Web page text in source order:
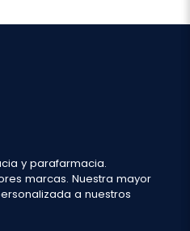
y parafarmacia.
marcas. Nuestra mayor
a nuestros